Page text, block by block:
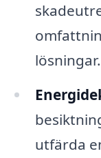
lösningar.
utfärda